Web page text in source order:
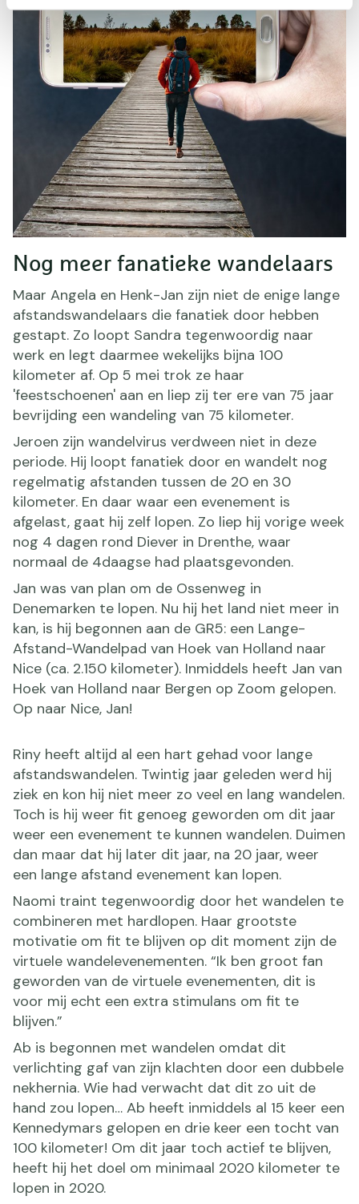
Nog meer fanatieke wandelaars
Maar Angela en Henk-Jan zijn niet de enige lange
afstandswandelaars die fanatiek door hebben
gestapt. Zo loopt Sandra tegenwoordig naar
werk en legt daarmee wekelijks bijna 100
kilometer af. Op 5 mei trok ze haar
'feestschoenen' aan en liep zij ter ere van 75 jaar
bevrijding een wandeling van 75 kilometer.
Jeroen zijn wandelvirus verdween niet in deze
periode. Hij loopt fanatiek door en wandelt nog
regelmatig afstanden tussen de 20 en 30
kilometer. En daar waar een evenement is
afgelast, gaat hij zelf lopen. Zo liep hij vorige week
nog 4 dagen rond Diever in Drenthe, waar
normaal de 4daagse had plaatsgevonden.
Jan was van plan om de Ossenweg in
Denemarken te lopen. Nu hij het land niet meer in
kan, is hij begonnen aan de GR5: een Lange-
Afstand-Wandelpad van Hoek van Holland naar
Nice (ca. 2.150 kilometer). Inmiddels heeft Jan van
Hoek van Holland naar Bergen op Zoom gelopen.
Op naar Nice, Jan!
Riny heeft altijd al een hart gehad voor lange
afstandswandelen. Twintig jaar geleden werd hij
ziek en kon hij niet meer zo veel en lang wandelen.
Toch is hij weer fit genoeg geworden om dit jaar
weer een evenement te kunnen wandelen. Duimen
dan maar dat hij later dit jaar, na 20 jaar, weer
een lange afstand evenement kan lopen.
Naomi traint tegenwoordig door het wandelen te
combineren met hardlopen. Haar grootste
motivatie om fit te blijven op dit moment zijn de
virtuele wandelevenementen. “Ik ben groot fan
geworden van de virtuele evenementen, dit is
voor mij echt een extra stimulans om fit te
blijven.”
Ab is begonnen met wandelen omdat dit
verlichting gaf van zijn klachten door een dubbele
nekhernia. Wie had verwacht dat dit zo uit de
hand zou lopen… Ab heeft inmiddels al 15 keer een
Kennedymars gelopen en drie keer een tocht van
100 kilometer! Om dit jaar toch actief te blijven,
heeft hij het doel om minimaal 2020 kilometer te
lopen in 2020.